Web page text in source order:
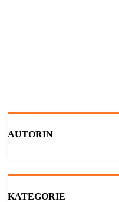
AUTORIN
KATEGORIE